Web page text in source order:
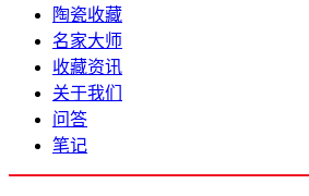
陶瓷收藏
名家大师
收藏资讯
关于我们
问答
笔记